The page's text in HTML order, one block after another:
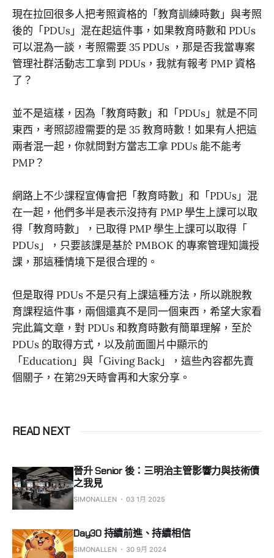
現在拉回很多人把考照資格的「教育訓練時數」與考照
後的「PDUs」混在起這件事，如果教育時數和 PDUs
可以混為一談，考照需要 35 PDUs ，那是否我當專案
管理社群活動志工拿到 PDUs，我就有報考 PMP 資格
了？
並不是這樣，因為「教育時數」和「PDUs」就是不同
東西，考照認證需要的是 35 教育時數！如果有人把這
兩者混一起，你就問對方當志工拿 PDUs 能不能考
PMP？
網路上不少課程宣傳會把「教育時數」和「PDUs」混
在一起，他們多半是表示沒持有 PMP 學生上課可以取
得「教育時數」，已取得 PMP 學生上課可以取得「
PDUs」，只要該課是基於 PMBOK 的專案管理知識授
課，那這種情境下是很合理的。
但是取得 PDUs 不是只有上課這種方法，所以跳脫教
育課程這件事，兩個還真不是同一個東西，希望大家看
完此篇文章，對 PDUs 和教育時數有簡單理解，至於
PDUs 的取得方式，以及前面圖片中顯示的
「Education」與「Giving Back」，這些內容都先賣
個關子，在第29天時會再和大家分享。
READ NEXT
晉升 Senior 後：三明治主管影響力與技術債
之我見
SIMONALLEN 03 1月 2025
Day30 持續前進、持續相信
SIMONALLEN 30 9月 2024